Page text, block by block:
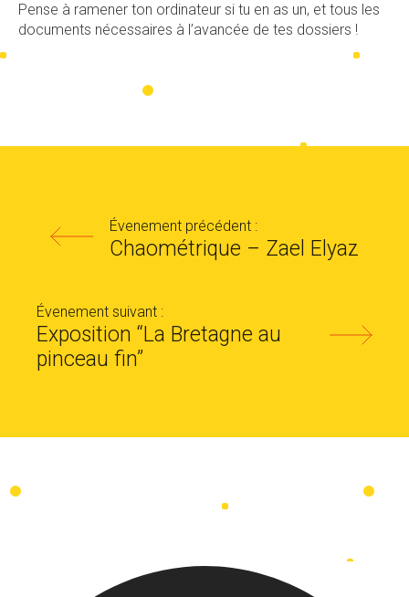
Pense à ramener ton ordinateur si tu en as un, et tous les
documents nécessaires à l’avancée de tes dossiers !
Évenement précédent :
Chaométrique – Zael Elyaz
Évenement suivant :
Exposition “La Bretagne au
pinceau fin”